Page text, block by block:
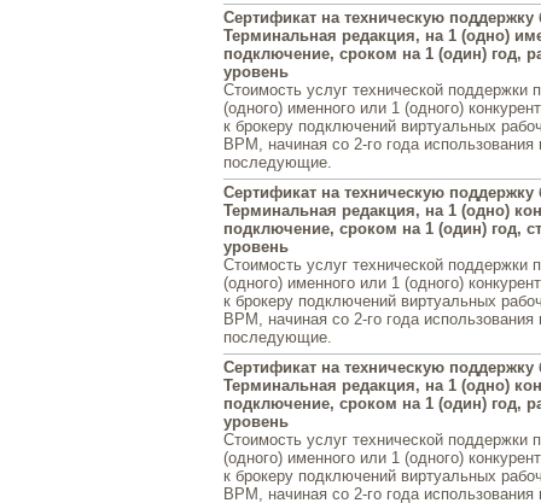
Сертификат на техническую
Терминальная редакция, на 1 (одно)
подключение, сроком на 1 (один) год,
уровень
Стоимость услуг технической поддержки
(одного) именного или 1 (одного)
к брокеру подключений виртуальных
ВРМ, начиная со 2-го года использования
последующие.
Сертификат на техническую
Терминальная редакция, на 1 (одно)
подключение, сроком на 1 (один) год,
уровень
Стоимость услуг технической поддержки
(одного) именного или 1 (одного)
к брокеру подключений виртуальных
ВРМ, начиная со 2-го года использования
последующие.
Сертификат на техническую
Терминальная редакция, на 1 (одно)
подключение, сроком на 1 (один) год,
уровень
Стоимость услуг технической поддержки
(одного) именного или 1 (одного)
к брокеру подключений виртуальных
ВРМ, начиная со 2-го года использования